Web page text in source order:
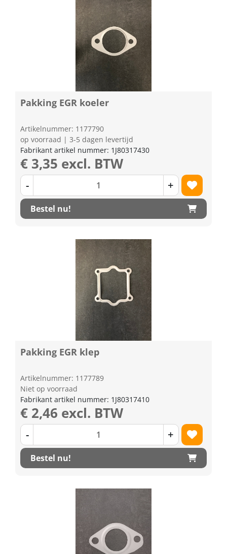
Pakking EGR koeler
Artikelnummer: 1177790
op voorraad | 3-5 dagen levertijd
Fabrikant artikel nummer: 1J80317430
€ 3,35 excl. BTW
- +
Bestel nu!
Pakking EGR klep
Artikelnummer: 1177789
Niet op voorraad
Fabrikant artikel nummer: 1J80317410
€ 2,46 excl. BTW
- +
Bestel nu!